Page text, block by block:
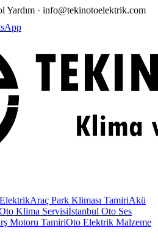
Yardım · info@tekinotoelektrik.com
Araç Park Kliması TamiriAkü
Klima Servisiİstanbul Oto Ses
Motoru TamiriOto Elektrik Malzeme